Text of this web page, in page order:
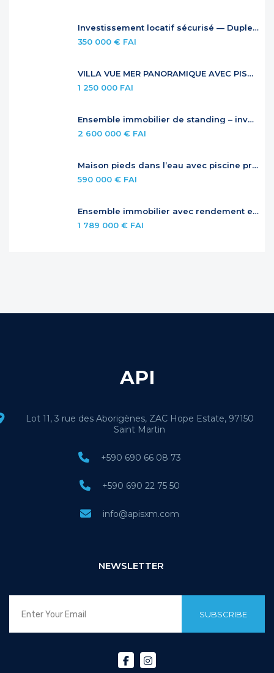
Investissement locatif sécurisé — Duplex à Anse Marcel
350 000 € FAI
VILLA VUE MER PANORAMIQUE AVEC PISCINE À DÉBORDEMENT
1 250 000 FAI
Ensemble immobilier de standing – investissement locatif premium
2 600 000 € FAI
Maison pieds dans l’eau avec piscine privée
590 000 € FAI
Ensemble immobilier avec rendement et potentiel – Jardins de la Baie Orientale
1 789 000 € FAI
API
Lot 11, 3 rue des Aborigènes, ZAC Hope Estate, 97150
Saint Martin
+590 690 66 08 73
+590 690 22 75 50
info@apisxm.com
NEWSLETTER
SUBSCRIBE